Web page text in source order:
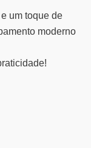
um toque de
moderno